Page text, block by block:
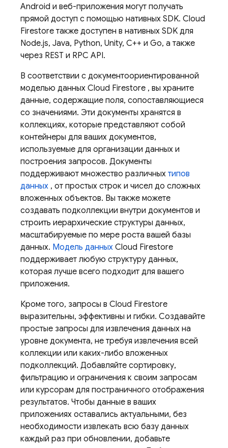
Android и веб-приложения могут получать
прямой доступ с помощью нативных SDK. Cloud
Firestore также доступен в нативных SDK для
Node.js, Java, Python, Unity, C++ и Go, а также
через REST и RPC API.
В соответствии с документоориентированной
моделью данных Cloud Firestore , вы храните
данные, содержащие поля, сопоставляющиеся
со значениями. Эти документы хранятся в
коллекциях, которые представляют собой
контейнеры для ваших документов,
используемые для организации данных и
построения запросов. Документы
поддерживают множество различных типов
данных , от простых строк и чисел до сложных
вложенных объектов. Вы также можете
создавать подколлекции внутри документов и
строить иерархические структуры данных,
масштабируемые по мере роста вашей базы
данных. Модель данных Cloud Firestore
поддерживает любую структуру данных,
которая лучше всего подходит для вашего
приложения.
Кроме того, запросы в Cloud Firestore
выразительны, эффективны и гибки. Создавайте
простые запросы для извлечения данных на
уровне документа, не требуя извлечения всей
коллекции или каких-либо вложенных
подколлекций. Добавляйте сортировку,
фильтрацию и ограничения к своим запросам
или курсорам для постраничного отображения
результатов. Чтобы данные в ваших
приложениях оставались актуальными, без
необходимости извлекать всю базу данных
каждый раз при обновлении, добавьте